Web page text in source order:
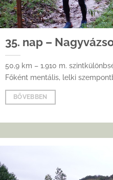
35. nap –
50,9 km – 1.910 m.
Főként mentális, lelki
BŐVEBBEN